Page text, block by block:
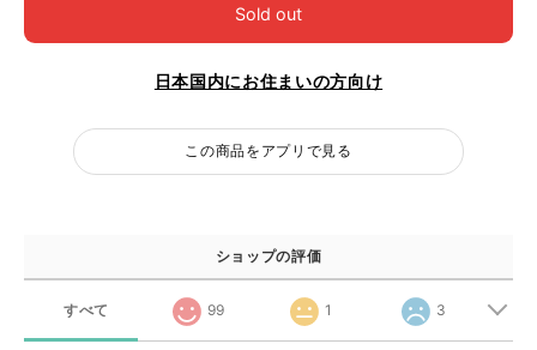
Sold out
日本国内にお住まいの方向け
この商品をアプリで見る
ショップの評価
すべて 99 1 3